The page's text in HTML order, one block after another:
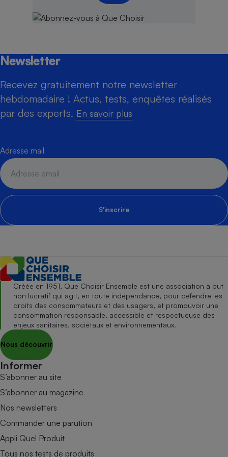
Newsletter
Recevez gratuitement notre newsletter
hebdomadaire ! Actus, tests, enquêtes réalisés
par des experts. En savoir plus
Adresse mail
S'inscrire
Créée en 1951, Que Choisir Ensemble est une association à but
non lucratif qui agit, en toute indépendance, pour défendre les
droits des consommateurs et des usagers, et promouvoir une
consommation responsable, accessible et respectueuse des
enjeux sanitaires, sociétaux et environnementaux.
Nous découvrir
Informer
S’abonner au site
S’abonner au magazine
Nos newsletters
Commander une parution
Appli Quel Produit
Tous nos tests de produits